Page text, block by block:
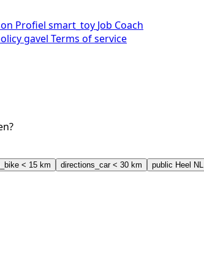
Profiel smart_toy Job Coach
gavel Terms of service
< 15 km directions_car< 30 km public Heel NL